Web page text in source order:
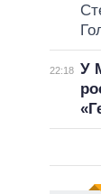
22:18 У